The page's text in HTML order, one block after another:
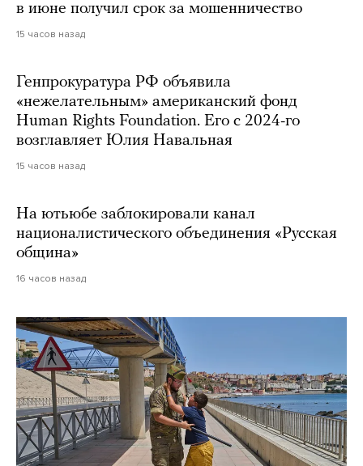
в июне получил срок за мошенничество
15 часов назад
Генпрокуратура РФ объявила
«нежелательным» американский фонд
Human Rights Foundation. Его с 2024-го
возглавляет Юлия Навальная
15 часов назад
На ютьюбе заблокировали канал
националистического объединения «Русская
община»
16 часов назад